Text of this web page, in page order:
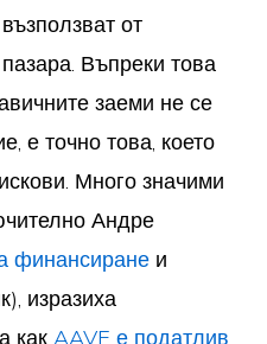
от
Въпреки това
заеми не се
е точно това, което
Много значими
Андре
финансиране и
изразиха
как AAVE е податлив